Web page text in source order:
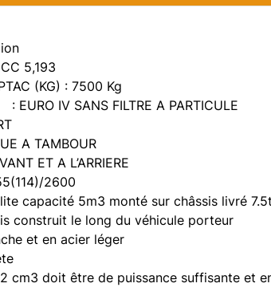
5,193
(KG) : 7500 Kg
IV SANS FILTRE A PARTICULE
A TAMBOUR
ET A L’ARRIERE
2600
capacité 5m3 monté sur châssis livré 7.5t
construit le long du véhicule porteur
et en acier léger
cm3 doit être de puissance suffisante et